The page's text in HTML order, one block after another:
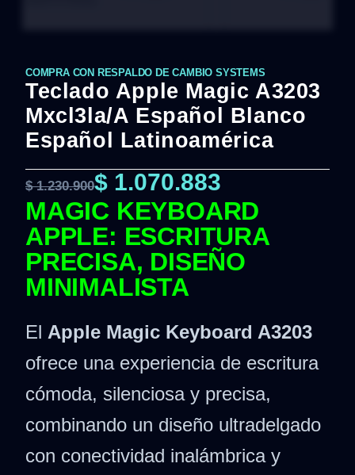
COMPRA CON RESPALDO DE CAMBIO SYSTEMS
Teclado Apple Magic A3203
Mxcl3la/a Español Blanco
Español Latinoamérica
$1.230.900$ 1.070.883
MAGIC KEYBOARD
APPLE: ESCRITURA
PRECISA, DISEÑO
MINIMALISTA
El Apple Magic Keyboard A3203
ofrece una experiencia de escritura
cómoda, silenciosa y precisa,
combinando un diseño ultradelgado
con conectividad inalámbrica y